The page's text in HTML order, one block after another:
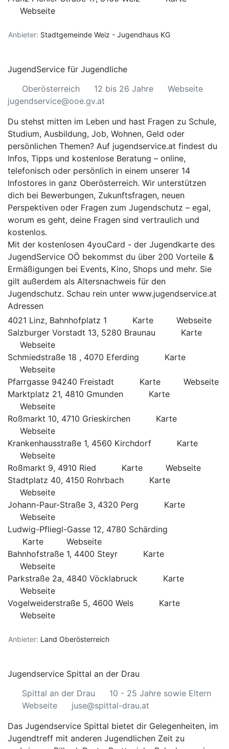
Webseite
Anbieter: Stadtgemeinde Weiz - Jugendhaus KG
JugendService für Jugendliche
Oberösterreich
12 bis 26 Jahre
Webseite
jugendservice@ooe.gv.at
Du stehst mitten im Leben und hast Fragen zu Schule,
Studium, Ausbildung, Job, Wohnen, Geld oder
persönlichen Themen? Auf jugendservice.at findest du
Infos, Tipps und kostenlose Beratung – online,
telefonisch oder persönlich in einem unserer 14
Infostores in ganz Oberösterreich. Wir unterstützen
dich bei Bewerbungen, Zukunftsfragen, neuen
Perspektiven oder Fragen zum Jugendschutz – egal,
worum es geht, deine Fragen sind vertraulich und
kostenlos.
Mit der kostenlosen 4youCard - der Jugendkarte des
JugendService OÖ bekommst du über 200 Vorteile &
Ermäßigungen bei Events, Kino, Shops und mehr. Sie
gilt außerdem als Altersnachweis für den
Jugendschutz. Schau rein unter www.jugendservice.at
Adressen
4021 Linz, Bahnhofplatz 1
Karte
Webseite
Salzburger Vorstadt 13, 5280 Braunau
Karte
Webseite
Schmiedstraße 18 , 4070 Eferding
Karte
Webseite
Pfarrgasse 94240 Freistadt
Karte
Webseite
Marktplatz 21, 4810 Gmunden
Karte
Webseite
Roßmarkt 10, 4710 Grieskirchen
Karte
Webseite
Krankenhausstraße 1, 4560 Kirchdorf
Karte
Webseite
Roßmarkt 9, 4910 Ried
Karte
Webseite
Stadtplatz 40, 4150 Rohrbach
Karte
Webseite
Johann-Paur-Straße 3, 4320 Perg
Karte
Webseite
Ludwig-Pfliegl-Gasse 12, 4780 Schärding
Karte
Webseite
Bahnhofstraße 1, 4400 Steyr
Karte
Webseite
Parkstraße 2a, 4840 Vöcklabruck
Karte
Webseite
Vogelweiderstraße 5, 4600 Wels
Karte
Webseite
Anbieter: Land Oberösterreich
Jugendservice Spittal an der Drau
Spittal an der Drau
10 - 25 Jahre sowie Eltern
Webseite
juse@spittal-drau.at
Das Jugendservice Spittal bietet dir Gelegenheiten, im
Jugendtreff mit anderen Jugendlichen Zeit zu